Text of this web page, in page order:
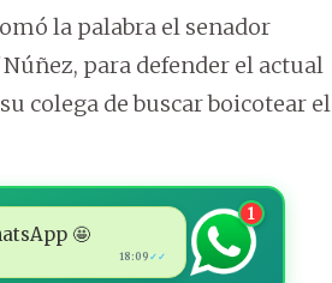
la palabra el senador
Núñez, para defender el actual
colega de buscar boicotear el
🤩
18:09 ✓✓
1